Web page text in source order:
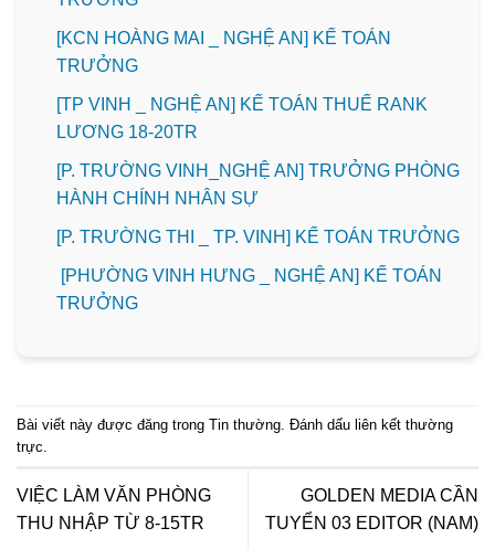
️[KCN HOÀNG MAI _ NGHỆ AN] KẾ TOÁN
TRƯỞNG
[TP VINH _ NGHỆ AN] KẾ TOÁN THUẾ RANK
LƯƠNG 18-20TR
[P. TRƯỜNG VINH_NGHỆ AN] TRƯỞNG PHÒNG
HÀNH CHÍNH NHÂN SỰ
️[P. TRƯỜNG THI _ TP. VINH] KẾ TOÁN TRƯỞNG
[PHƯỜNG VINH HƯNG _ NGHỆ AN] KẾ TOÁN
TRƯỞNG
Bài viết này được đăng trong Tin thường . Đánh dấu liên kết thường
trực
VIỆC LÀM VĂN PHÒNG
THU NHẬP TỪ 8-15TR
GOLDEN MEDIA CẦN
TUYỂN 03 EDITOR (NAM)